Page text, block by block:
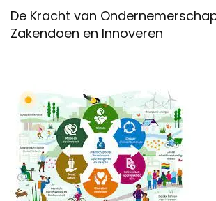
De Kracht van
Zakendoen en Innoveren